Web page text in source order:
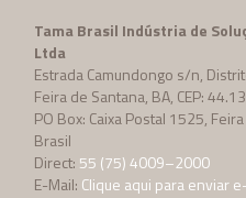
Tama Brasil Indústria de
Ltda
Estrada Camundongo s/n,
Feira de Santana, BA, CEP:
PO Box: Caixa Postal 1525,
Brasil
Direct: 55 (75) 4009–2000
E-Mail: Clique aqui para enviar